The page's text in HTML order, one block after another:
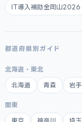
IT導入補助金岡山2026
都道府県別ガイド
北海道・東北
北海道 青森 岩手
関東
東京 神奈川 埼玉